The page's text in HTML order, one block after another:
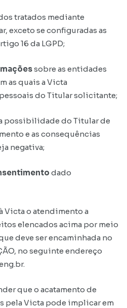
tratados mediante
exceto se configuradas as
16 da LGPD;
sobre as entidades
as quais a Victa
do Titular solicitante;
possibilidade do Titular de
e as consequências
negativa;
dado
Victa o atendimento a
elencados acima por meio
deve ser encaminhada no
no seguinte endereço
que o acatamento de
pela Victa pode implicar em